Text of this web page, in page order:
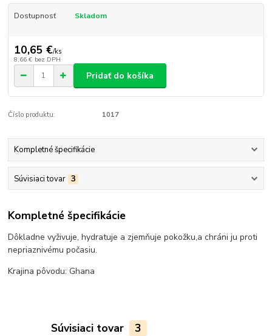
Dostupnosť Skladom
10,65 €/ks
8,66 € bez DPH
Pridať do košíka
Číslo produktu: 1017
Kompletné špecifikácie
Súvisiaci tovar 3
Kompletné špecifikácie
Dôkladne vyživuje, hydratuje a zjemňuje pokožku,a chráni ju proti
nepriaznivému počasiu.
Krajina pôvodu: Ghana
Súvisiaci tovar 3